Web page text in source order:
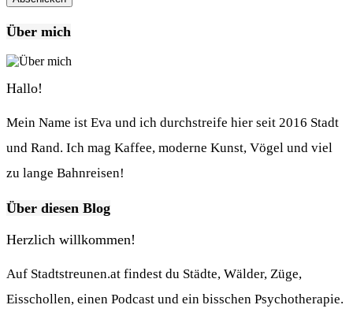
Über mich
Hallo!
Mein Name ist Eva und ich durchstreife hier seit 2016 Stadt
und Rand. Ich mag Kaffee, moderne Kunst, Vögel und viel
zu lange Bahnreisen!
Über diesen Blog
Herzlich willkommen!
Auf Stadtstreunen.at findest du Städte, Wälder, Züge,
Eisschollen, einen Podcast und ein bisschen Psychotherapie.